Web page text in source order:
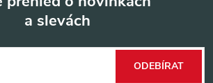
a slevách
ODEBÍRAT